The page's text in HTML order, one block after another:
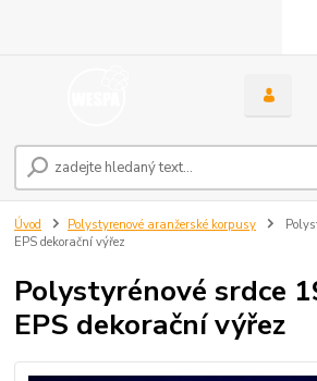
Úvod Polystyrenové aranžerské korpusy
EPS dekorační výřez
Polystyrénové srdce
EPS dekorační výřez